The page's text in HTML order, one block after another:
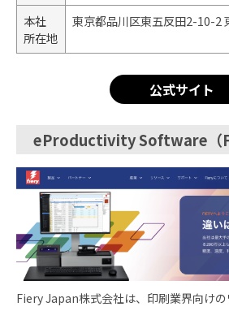
本社
所在地
東京都品川区東五反田2-10-2
公式サイト
eProductivity Software（
Fiery Japan株式会社は、印刷業界向け